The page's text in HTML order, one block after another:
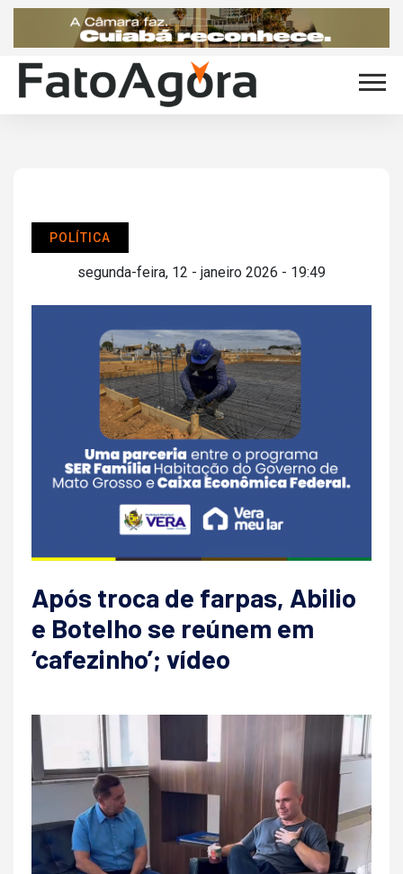
POLÍTICA
segunda-feira, 12 - janeiro 2026 - 19:49
Após troca de farpas, Abilio
e Botelho se reúnem em
‘cafezinho’; vídeo